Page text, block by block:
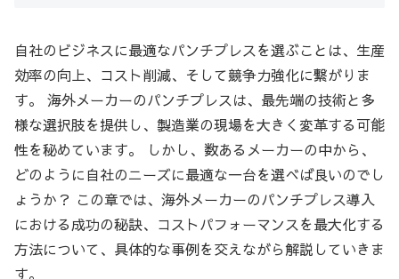
自社のビジネスに最適なパンチプレスを選ぶことは、生産
効率の向上、コスト削減、そして競争力強化に繋がりま
す。 海外メーカーのパンチプレスは、最先端の技術と多
様な選択肢を提供し、製造業の現場を大きく変革する可能
性を秘めています。 しかし、数あるメーカーの中から、
どのように自社のニーズに最適な一台を選べば良いのでし
ょうか？ この章では、海外メーカーのパンチプレス導入
における成功の秘訣、コストパフォーマンスを最大化する
方法について、具体的な事例を交えながら解説していきま
す。